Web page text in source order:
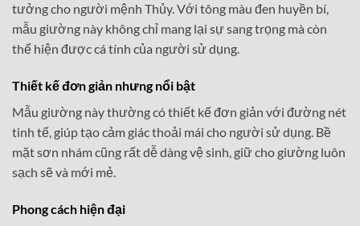
tưởng cho người mệnh Thủy. Với tông màu đen huyền bí,
mẫu giường này không chỉ mang lại sự sang trọng mà còn
thể hiện được cá tính của người sử dụng.
Thiết kế đơn giản nhưng nổi bật
Mẫu giường này thường có thiết kế đơn giản với đường nét
tinh tế, giúp tạo cảm giác thoải mái cho người sử dụng. Bề
mặt sơn nhám cũng rất dễ dàng vệ sinh, giữ cho giường luôn
sạch sẽ và mới mẻ.
Phong cách hiện đại